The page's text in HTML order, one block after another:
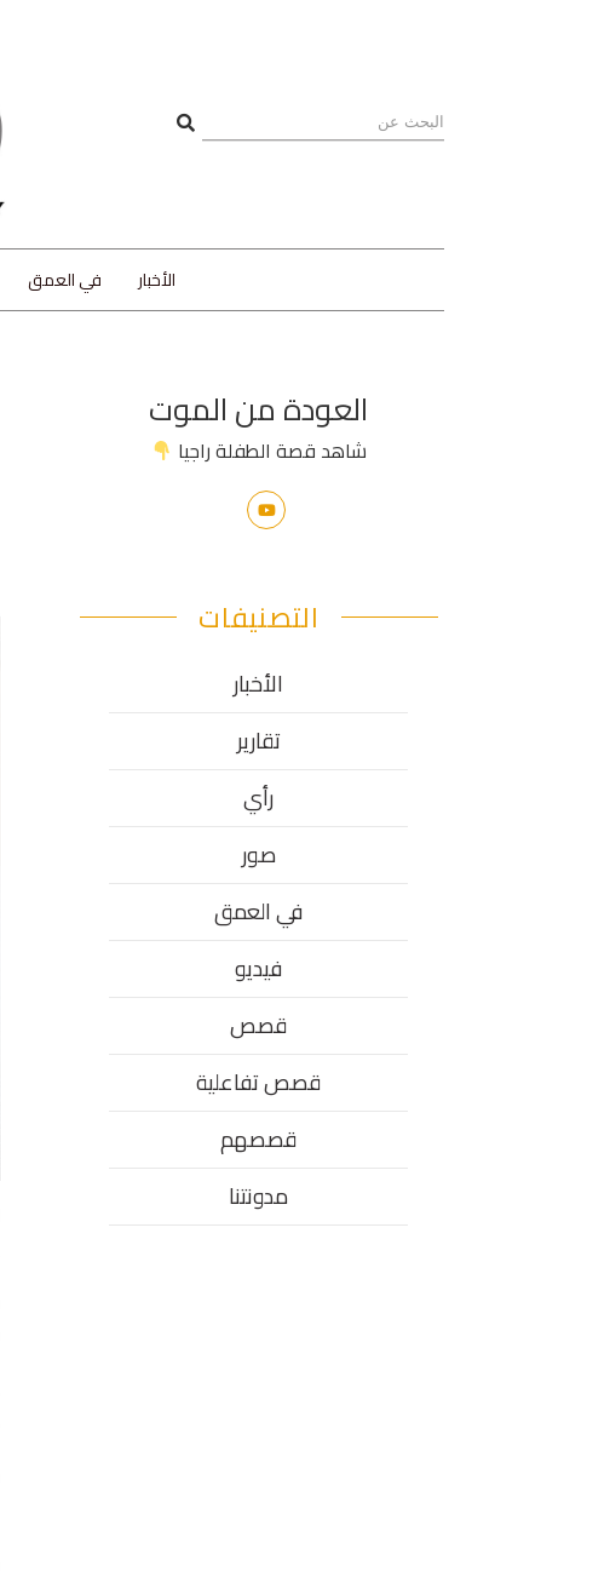
الأخبار في العمق
العودة من الموت
شاهد قصة الطفلة راجيا
التصنيفات
الأخبار
تقارير
رأي
صور
في العمق
فيديو
قصص
قصص تفاعلية
قصصهم
مدونتنا